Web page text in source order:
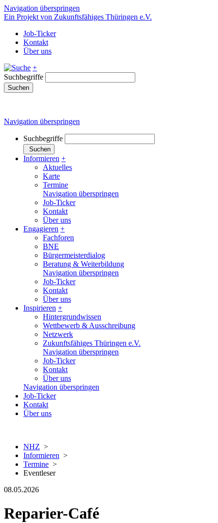
Navigation überspringen
Ein Projekt von Zukunftsfähiges Thüringen e.V.
Job-Ticker
Kontakt
Über uns
+
Suchbegriffe
Suchen
Navigation überspringen
Suchbegriffe
Suchen
Informieren +
Aktuelles
Karte
Termine
Navigation überspringen
Job-Ticker
Kontakt
Über uns
Engagieren +
Fachforen
BNE
Bürgermeisterdialog
Beratung & Weiterbildung
Navigation überspringen
Job-Ticker
Kontakt
Über uns
Inspirieren +
Hintergrundwissen
Wettbewerb & Ausschreibung
Netzwerk
Zukunftsfähiges Thüringen e.V.
Navigation überspringen
Job-Ticker
Kontakt
Über uns
Navigation überspringen
Job-Ticker
Kontakt
Über uns
NHZ >
Informieren >
Termine >
Eventleser
08.05.2026
Reparier-Café